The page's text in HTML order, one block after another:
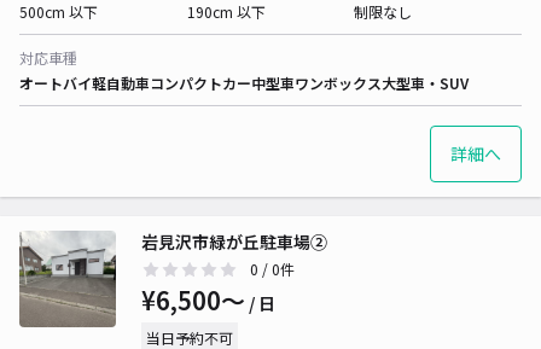
500cm 以下
190cm 以下
制限なし
対応車種
オートバイ軽自動車コンパクトカー中型車ワンボックス大型車・SUV
詳細へ
岩見沢市緑が丘駐車場②
0 / 0件
¥6,500〜 / 日
当日予約不可